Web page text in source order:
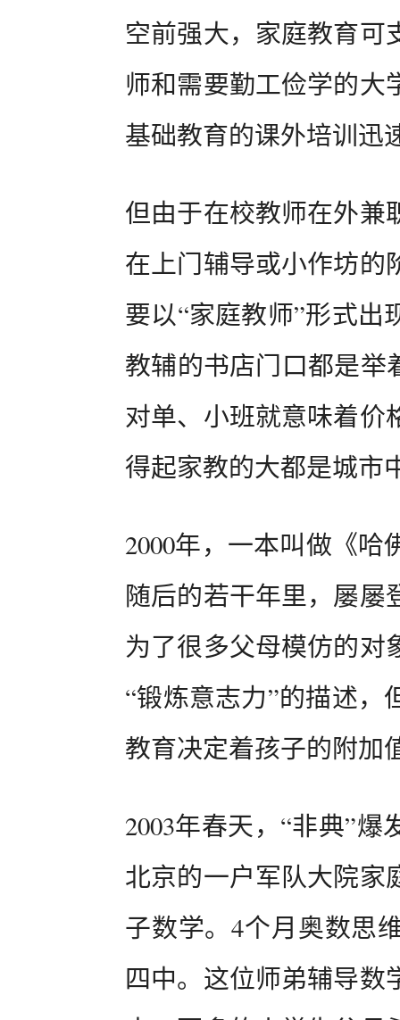
空前强大，家庭教育可
师和需要勤工俭学的大
基础教育的课外培训迅
但由于在校教师在外兼
在上门辅导或小作坊的
要以“家庭教师”形式
教辅的书店门口都是举
对单、小班就意味着价
得起家教的大都是城市
2000年，一本叫做《
随后的若干年里，屡屡
为了很多父母模仿的对
“锻炼意志力”的描述
教育决定着孩子的附加
2003年春天，“非典”
北京的一户军队大院家
子数学。4个月奥数思
四中。这位师弟辅导数